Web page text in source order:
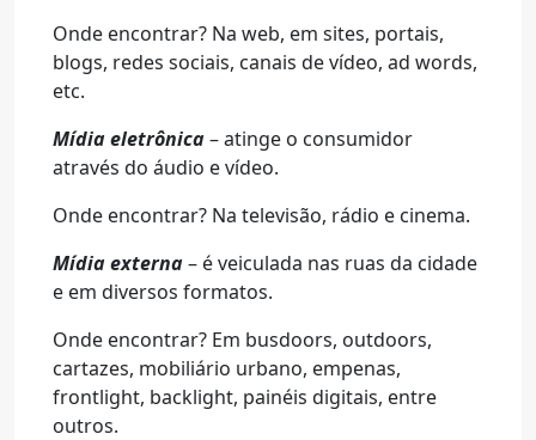
Onde encontrar? Na web, em sites, portais,
blogs, redes sociais, canais de vídeo, ad words,
etc.
Mídia eletrônica– atinge o consumidor
através do áudio e vídeo.
Onde encontrar? Na televisão, rádio e cinema.
Mídia externa– é veiculada nas ruas da cidade
e em diversos formatos.
Onde encontrar? Em busdoors, outdoors,
cartazes, mobiliário urbano, empenas,
frontlight, backlight, painéis digitais, entre
outros.